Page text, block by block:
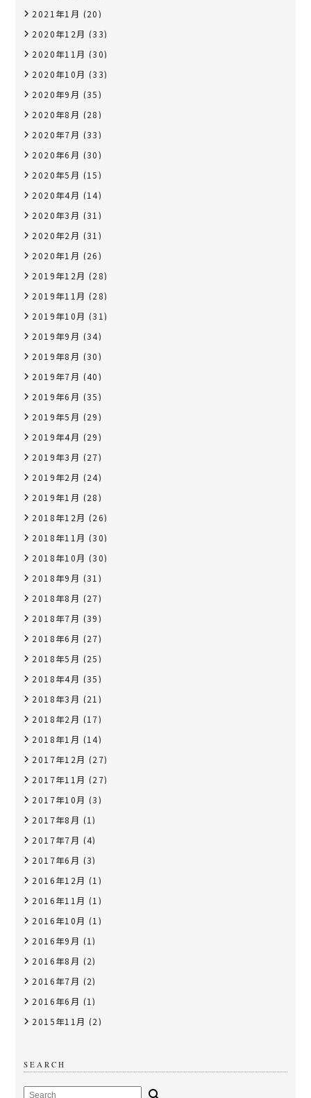
2021年1月 (20)
2020年12月 (33)
2020年11月 (30)
2020年10月 (33)
2020年9月 (35)
2020年8月 (28)
2020年7月 (33)
2020年6月 (30)
2020年5月 (15)
2020年4月 (14)
2020年3月 (31)
2020年2月 (31)
2020年1月 (26)
2019年12月 (28)
2019年11月 (28)
2019年10月 (31)
2019年9月 (34)
2019年8月 (30)
2019年7月 (40)
2019年6月 (35)
2019年5月 (29)
2019年4月 (29)
2019年3月 (27)
2019年2月 (24)
2019年1月 (28)
2018年12月 (26)
2018年11月 (30)
2018年10月 (30)
2018年9月 (31)
2018年8月 (27)
2018年7月 (39)
2018年6月 (27)
2018年5月 (25)
2018年4月 (35)
2018年3月 (21)
2018年2月 (17)
2018年1月 (14)
2017年12月 (27)
2017年11月 (27)
2017年10月 (3)
2017年8月 (1)
2017年7月 (4)
2017年6月 (3)
2016年12月 (1)
2016年11月 (1)
2016年10月 (1)
2016年9月 (1)
2016年8月 (2)
2016年7月 (2)
2016年6月 (1)
2015年11月 (2)
SEARCH